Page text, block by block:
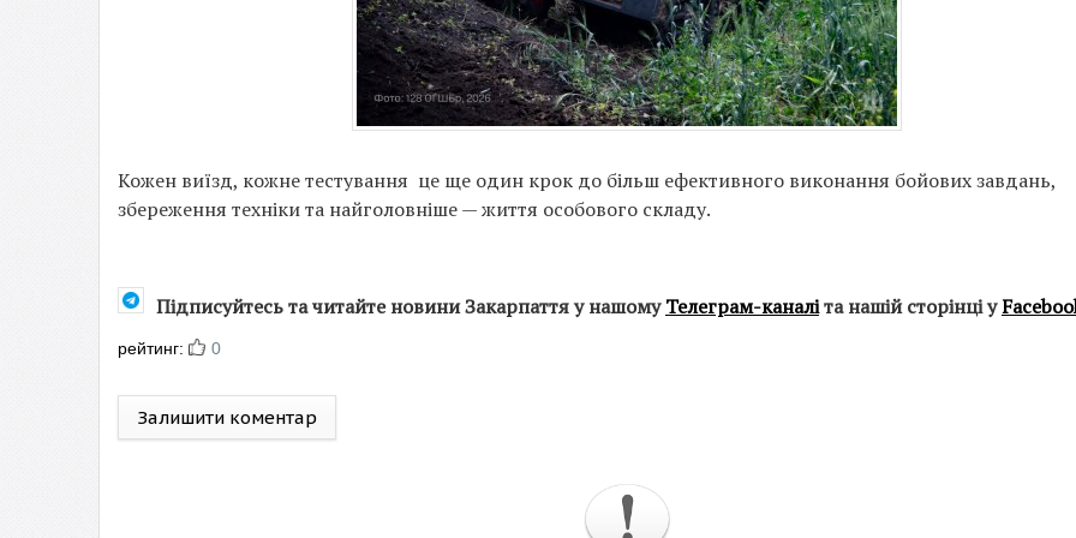
Кожен виїзд, кожне тестування це ще один крок до більш ефективного виконання бойових завдань,
збереження техніки та найголовніше — життя особового складу.
Підписуйтесь та читайте новини Закарпаття у нашомуТелеграм-каналіта нашій сторінці у
рейтинг: 0
Залишити коментар